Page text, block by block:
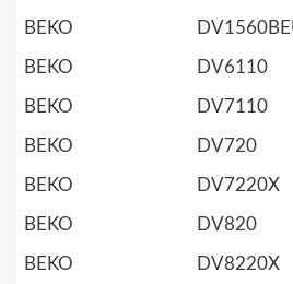
BEKO
BEKO DV6110
BEKO DV7110
BEKO DV720
BEKO DV7220X
BEKO DV820
BEKO DV8220X